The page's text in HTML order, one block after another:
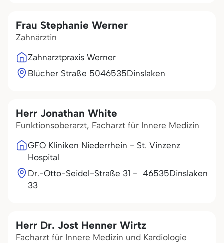
Frau Stephanie Werner
Zahnärztin
Zahnarztpraxis Werner
Blücher Straße 5046535Dinslaken
Herr Jonathan White
Funktionsoberarzt, Facharzt für Innere Medizin
GFO Kliniken Niederrhein - St. Vinzenz
Hospital
Dr.-Otto-Seidel-Straße 31 -
33
46535Dinslaken
Herr Dr. Jost Henner Wirtz
Facharzt für Innere Medizin und Kardiologie